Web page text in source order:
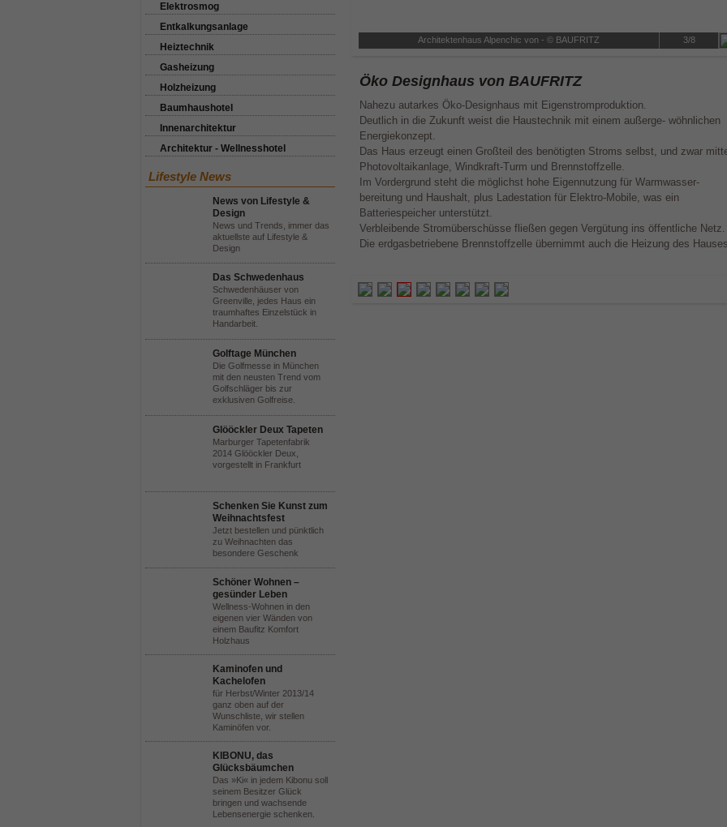
Elektrosmog
Entkalkungsanlage
Heiztechnik
Gasheizung
Holzheizung
Baumhaushotel
Innenarchitektur
Architektur - Wellnesshotel
Lifestyle News
News von Lifestyle &
Design
News und Trends, immer das
aktuellste auf Lifestyle &
Design
Das Schwedenhaus
Schwedenhäuser von
Greenville, jedes Haus ein
traumhaftes Einzelstück in
Handarbeit.
Golftage München
Die Golfmesse in München
mit den neusten Trend vom
Golfschläger bis zur
exklusiven Golfreise.
Glööckler Deux Tapeten
Marburger Tapetenfabrik
2014 Glööckler Deux,
vorgestellt in Frankfurt
Schenken Sie Kunst zum
Weihnachtsfest
Jetzt bestellen und pünktlich
zu Weihnachten das
besondere Geschenk
Schöner Wohnen –
gesünder Leben
Wellness-Wohnen in den
eigenen vier Wänden von
einem Baufitz Komfort
Holzhaus
Kaminofen und
Kachelofen
für Herbst/Winter 2013/14
ganz oben auf der
Wunschliste, wir stellen
Kaminöfen vor.
KIBONU, das
Glücksbäumchen
Das »Ki« in jedem Kibonu soll
seinem Besitzer Glück
bringen und wachsende
Lebensenergie schenken.
Architektenhaus Alpenchic von - © BAUFRITZ 3/8
Öko Designhaus von BAUFRITZ
Nahezu autarkes Öko-Designhaus mit Eigenstromproduktion.
Deutlich in die Zukunft weist die Haustechnik mit einem außerge- wöhnlichen
Energiekonzept.
Das Haus erzeugt einen Großteil des benötigten Stroms selbst, und zwar
Photovoltaikanlage, Windkraft-Turm und Brennstoffzelle.
Im Vordergrund steht die möglichst hohe Eigennutzung für Warmwasser-
bereitung und Haushalt, plus Ladestation für Elektro-Mobile, was ein
Batteriespeicher unterstützt.
Verbleibende Stromüberschüsse fließen gegen Vergütung ins öffentliche Netz.
Die erdgasbetriebene Brennstoffzelle übernimmt auch die Heizung des